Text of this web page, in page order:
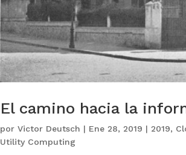
El camino hacia la
porVictor Deutsch | Ene 28, 2019 |2019,
Utility Computing